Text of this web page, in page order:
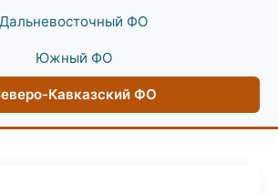
Дальневосточный ФО
Южный ФО
Кавказский ФО